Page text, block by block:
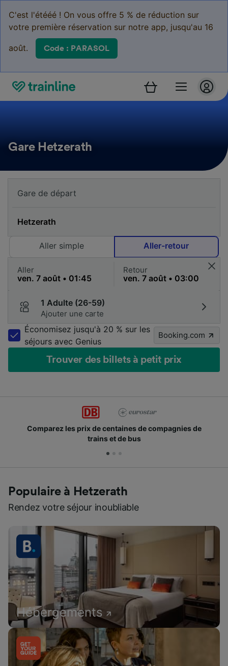
C'est l'étééé ! On vous offre 5 % de réduction sur
votre première réservation sur notre app, jusqu'au 16
août. Code : PARASOL
Gare Hetzerath
Aller simple Aller-retour
Aller Retour
1 Adulte (26-59)
Ajouter une carte
Économisez jusqu'à 20 % sur les
séjours avec Genius
Booking.com
Trouver des billets à petit prix
Comparez les prix de centaines de compagnies de
trains et de bus
Populaire à Hetzerath
Rendez votre séjour inoubliable
Hébergements